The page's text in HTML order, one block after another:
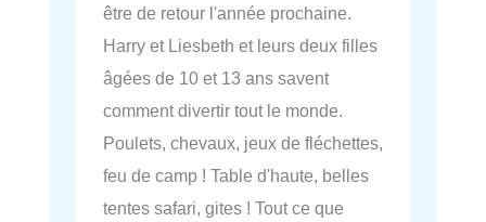
être de retour l'année prochaine.
Harry et Liesbeth et leurs deux filles
âgées de 10 et 13 ans savent
comment divertir tout le monde.
Poulets, chevaux, jeux de fléchettes,
feu de camp ! Table d'haute, belles
tentes safari, gites ! Tout ce que